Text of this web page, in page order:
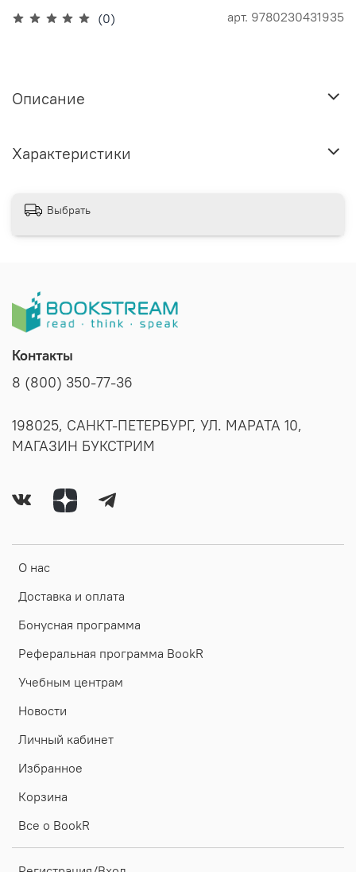
(0) арт. 9780230431935
Описание
Характеристики
Выбрать
О нас
Доставка и оплата
Бонусная программа
Реферальная программа BookR
Учебным центрам
Новости
Личный кабинет
Избранное
Корзина
Все о BookR
Контакты
8 (800) 350-77-36
198025, САНКТ-ПЕТЕРБУРГ, УЛ. МАРАТА 10,
МАГАЗИН БУКСТРИМ